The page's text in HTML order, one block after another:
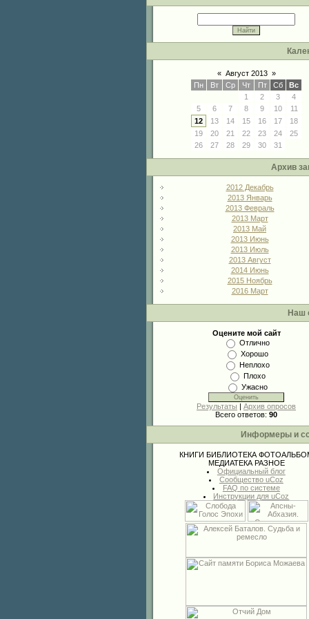
« Август 2013 »
Пн
Вт Ср Чт Пт Сб
Вс
1
2 3
4
5
6 7 8 9 10
11
12
13 14 15 16 17
18
19
20 21 22 23 24
25
26
27 28 29 30 31
Архив
2012 Декабрь
2013 Январь
2013 Февраль
2013 Март
2013 Май
2013 Июнь
2013 Июль
2013 Август
2014 Июнь
2015 Ноябрь
2016 Март
Наш
Оцените мой сайт
Отлично
Хорошо
Неплохо
Плохо
Ужасно
Результаты | Архив опросов
Всего ответов: 90
Информеры и
КНИГИ БИБЛИОТЕКА
МЕДИАТЕКА РАЗНОЕ
Официальный блог
Сообщество uCoz
FAQ по системе
Инструкции для uCoz